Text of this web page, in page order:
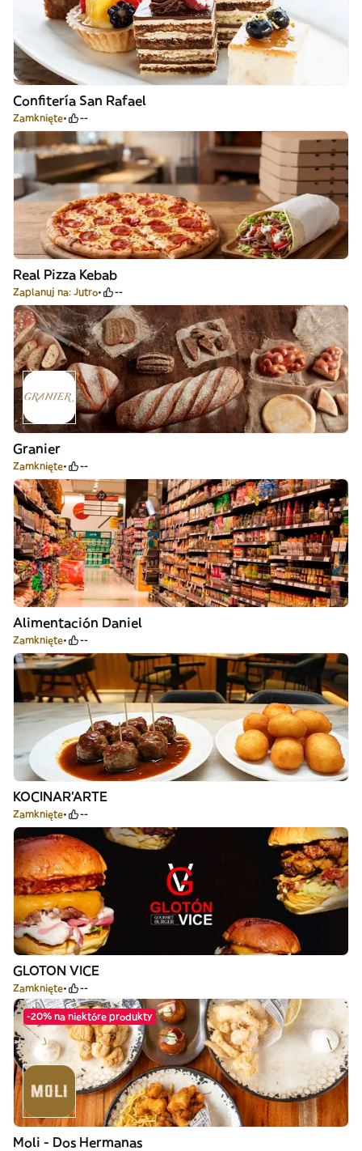
Confitería San Rafael
Zamknięte --
Real Pizza Kebab
Zaplanuj na: Jutro --
Granier
Zamknięte --
Alimentación Daniel
Zamknięte --
KOCINAR'ARTE
Zamknięte --
GLOTON VICE
Zamknięte --
-20% na niektóre produkty
Moli - Dos Hermanas